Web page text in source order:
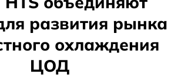
развития рынка
охлаждения
ЦОД